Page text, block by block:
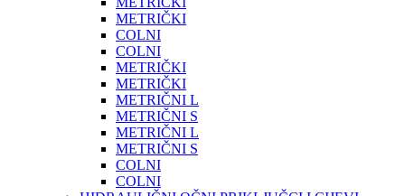
METRIČKI
COLNI
COLNI
METRIČKI
METRIČKI
METRIČNI L
METRIČNI S
METRIČNI L
METRIČNI S
COLNI
COLNI